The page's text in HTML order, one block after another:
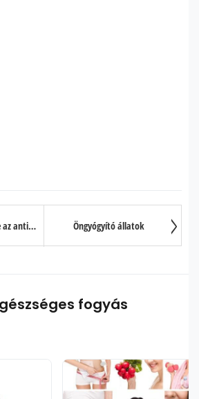
Hogyan teszik tönkre az antibiotikumok az immunrendszert? Öngyógyító állatok
fogyás